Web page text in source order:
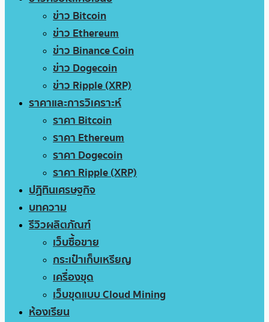
ข่าว Bitcoin
ข่าว Ethereum
ข่าว Binance Coin
ข่าว Dogecoin
ข่าว Ripple (XRP)
ราคาและการวิเคราะห์
ราคา Bitcoin
ราคา Ethereum
ราคา Dogecoin
ราคา Ripple (XRP)
ปฏิทินเศรษฐกิจ
บทความ
รีวิวผลิตภัณฑ์
เว็บซื้อขาย
กระเป๋าเก็บเหรียญ
เครื่องขุด
เว็บขุดแบบ Cloud Mining
ห้องเรียน